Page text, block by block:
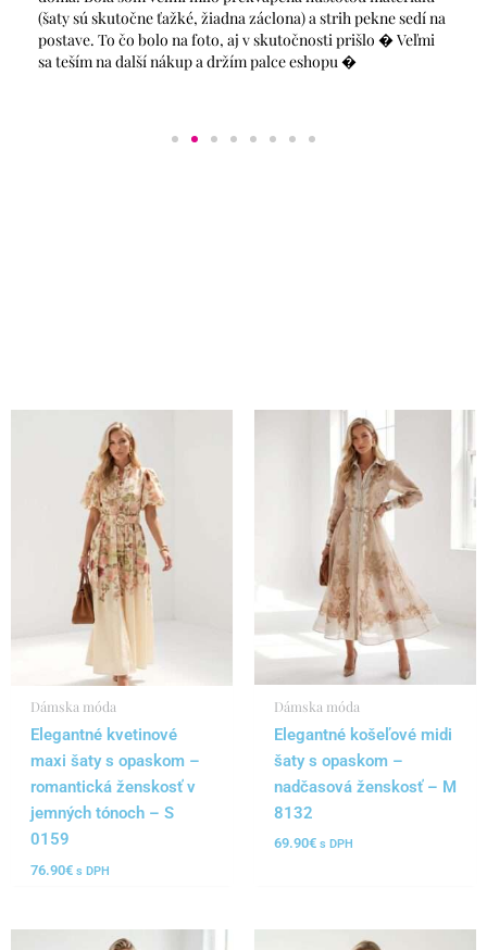
a strih pekne sedí na
prišlo � Veľmi
eshopu �
uz mala u seba. Sadla ako uliata a je
predstav do zimnych chladnych dni 🙂
stranku a tesim sa aj na dalsie kusky od
Dámska móda
Elegantné kvetinové
maxi šaty s opaskom –
romantická ženskosť v
jemných tónoch – S
0159
76.90€ s DPH
Dámska móda
Elegantné košeľové midi
šaty s opaskom –
nadčasová ženskosť – M
8132
69.90€ s DPH